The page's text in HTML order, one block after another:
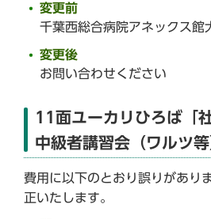
変更前
千葉西総合病院アネックス館
変更後
お問い合わせください
11面ユーカリひろば「
中級者講習会（ワルツ等
費用に以下のとおり誤りがあり
正いたします。